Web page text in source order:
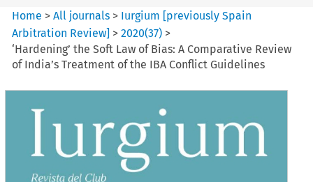
Home >All journals > Iurgium [previously Spain
Arbitration Review] >2020(37) >
‘Hardening’ the Soft Law of Bias: A Comparative Review
of India’s Treatment of the IBA Conflict Guidelines